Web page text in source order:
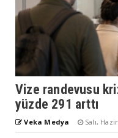
Vize randevusu
yüzde 291 arttı
Veka Medya Salı,